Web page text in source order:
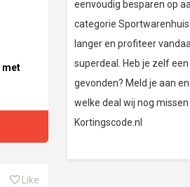
met
Like
eenvoudig besparen op
categorie
langer en profiteer
superdeal. Heb je zelf een
gevonden? Meld je aan
welke deal wij nog missen
Kortingscode.nl